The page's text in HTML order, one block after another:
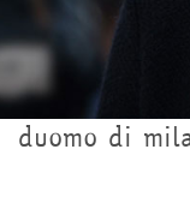
duomo di